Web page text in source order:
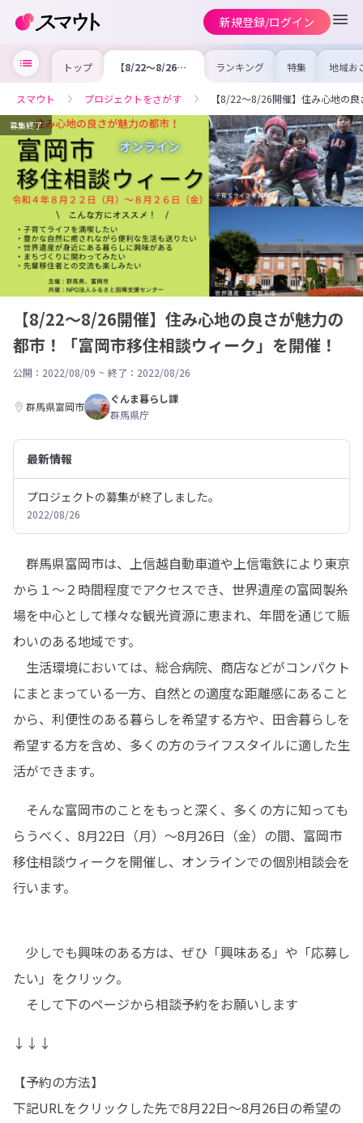
新規登録/ログイン
トップ 【8/22～8/26開
催】住み心地の良
「富岡市移住相談
ウィーク」を開
催！
ランキング 特集 地域お
の求
を集め
事内容
を比較
合った
けよう
スマウト プロジェクトをさがす 【8/22～8/26開催】住み心地の
募集終了
【8/22～8/26開催】住み心地の良さが魅力の
都市！「富岡市移住相談ウィーク」を開催！
公開：2022/08/09 ~ 終了：2022/08/26
群馬県富岡市
ぐんま暮らし課
群馬県庁
最新情報
プロジェクトの募集が終了しました。
2022/08/26
群馬県富岡市は、上信越自動車道や上信電鉄により東京
から１～２時間程度でアクセスでき、世界遺産の富岡製糸
場を中心として様々な観光資源に恵まれ、年間を通じて賑
わいのある地域です。
生活環境においては、総合病院、商店などがコンパクト
にまとまっている一方、自然との適度な距離感にあること
から、利便性のある暮らしを希望する方や、田舎暮らしを
希望する方を含め、多くの方のライフスタイルに適した生
活ができます。
そんな富岡市のことをもっと深く、多くの方に知っても
らうべく、8月22日（月）～8月26日（金）の間、富岡市
移住相談ウィークを開催し、オンラインでの個別相談会を
行います。
少しでも興味のある方は、ぜひ「興味ある」や「応募し
たい」をクリック。
そして下のページから相談予約をお願いします
↓↓↓
【予約の方法】
下記URLをクリックした先で8月22日～8月26日の希望の